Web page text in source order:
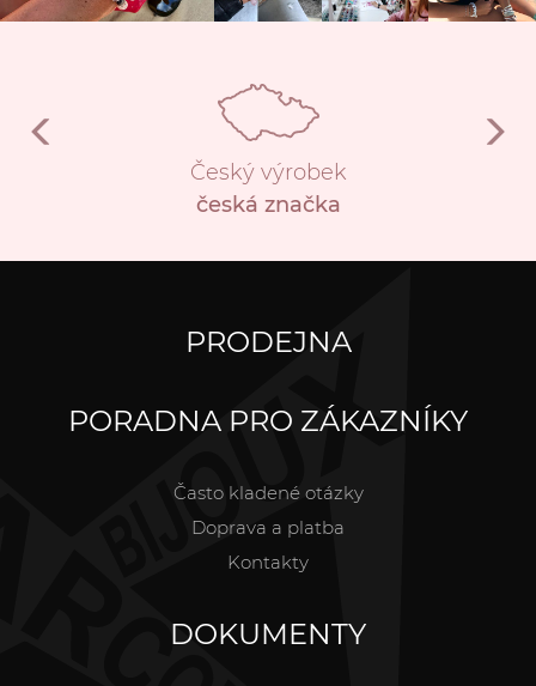
Český výrobek
česká značka
PRODEJNA
PORADNA PRO ZÁKAZNÍKY
Často kladené otázky
Doprava a platba
Kontakty
DOKUMENTY